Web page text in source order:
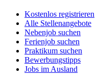
Kostenlos registrieren
Alle Stellenangebote
Nebenjob suchen
Ferienjob suchen
Praktikum suchen
Bewerbungstipps
Jobs im Ausland